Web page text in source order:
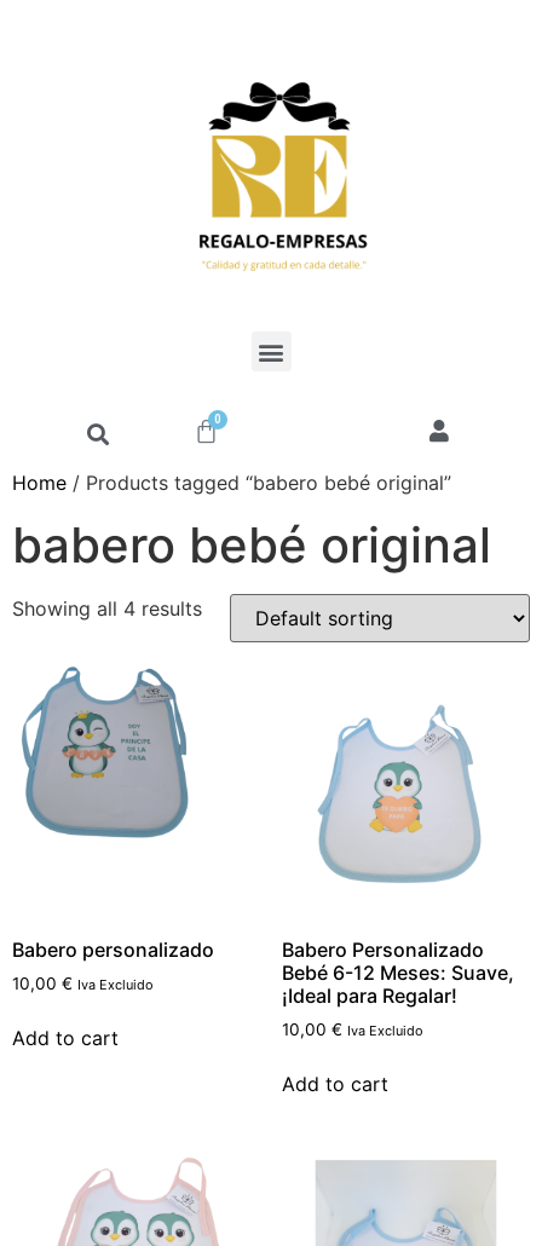
0
Home / Products tagged “babero bebé original”
babero bebé original
Showing all 4 results
Babero personalizado
10,00 € Iva Excluido
Add to cart
Babero Personalizado
Bebé 6-12 Meses: Suave,
¡Ideal para Regalar!
10,00 € Iva Excluido
Add to cart